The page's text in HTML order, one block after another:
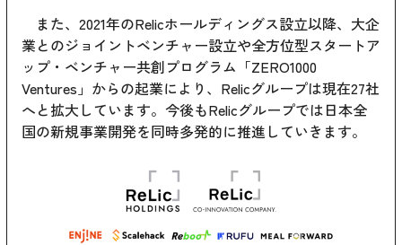
また、2021年のRelicホールディングス設立以降、大企
業とのジョイントベンチャー設立や全方位型スタートア
ップ・ベンチャー共創プログラム「ZERO1000
Ventures」からの起業により、Relicグループは現在27社
へと拡大しています。今後もRelicグループでは日本全
国の新規事業開発を同時多発的に推進していきます。